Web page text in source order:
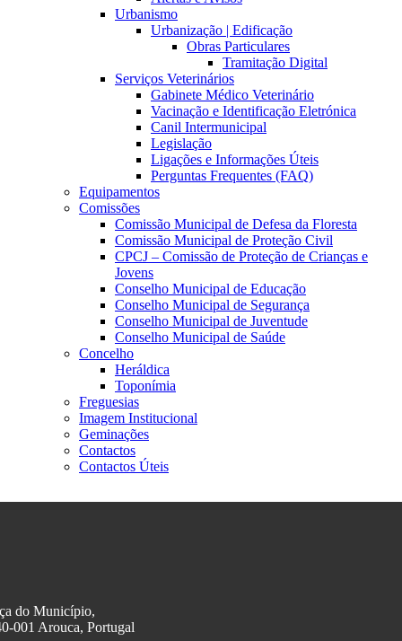
Urbanismo
Urbanização | Edificação
Obras Particulares
Tramitação Digital
Serviços Veterinários
Gabinete Médico Veterinário
Vacinação e Identificação Eletrónica
Canil Intermunicipal
Legislação
Ligações e Informações Úteis
Perguntas Frequentes (FAQ)
Equipamentos
Comissões
Comissão Municipal de Defesa da Floresta
Comissão Municipal de Proteção Civil
CPCJ – Comissão de Proteção de Crianças e
Jovens
Conselho Municipal de Educação
Conselho Municipal de Segurança
Conselho Municipal de Juventude
Conselho Municipal de Saúde
Concelho
Heráldica
Toponímia
Freguesias
Imagem Institucional
Geminações
Contactos
Contactos Úteis
do Município,
001 Arouca, Portugal